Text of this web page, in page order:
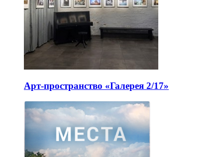
Арт-пространство «Галерея 2/17»